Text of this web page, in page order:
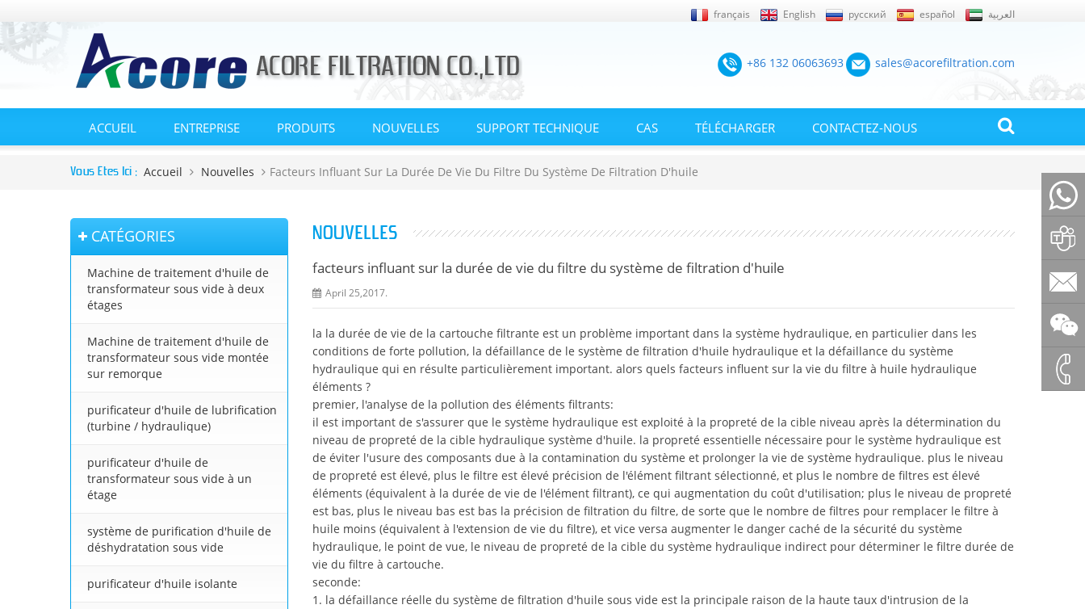
français English русский español العربية
+86 132 06063693 sales@acorefiltration.com
ACCUEIL ENTREPRISE PRODUITS NOUVELLES SUPPORT TECHNIQUE CAS TÉLÉCHARGER CONTACTEZ-NOUS
Vous Êtes Ici : Accueil Nouvelles Facteurs Influant Sur La Durée De Vie Du Filtre Du Système De Filtration D'huile
CATÉGORIES
Machine de traitement d'huile de
transformateur sous vide à deux
étages
Machine de traitement d'huile de
transformateur sous vide montée
sur remorque
purificateur d'huile de lubrification
(turbine / hydraulique)
purificateur d'huile de
transformateur sous vide à un
étage
système de purification d'huile de
déshydratation sous vide
purificateur d'huile isolante
NOUVELLES
facteurs influant sur la durée de vie du filtre du système de filtration d'huile
April 25,2017.
la la durée de vie de la cartouche filtrante est un problème important dans la système hydraulique, en particulier dans les
conditions de forte pollution, la défaillance de le système de filtration d'huile hydraulique et la défaillance du système
hydraulique qui en résulte particulièrement important. alors quels facteurs influent sur la vie du filtre à huile hydraulique
éléments ?
premier, l'analyse de la pollution des éléments filtrants:
il est important de s'assurer que le système hydraulique est exploité à la propreté de la cible niveau après la détermination du
niveau de propreté de la cible hydraulique système d'huile. la propreté essentielle nécessaire pour le système hydraulique est
de éviter l'usure des composants due à la contamination du système et prolonger la vie de système hydraulique. plus le niveau
de propreté est élevé, plus le filtre est élevé précision de l'élément filtrant sélectionné, et plus le nombre de filtres est élevé
éléments (équivalent à la durée de vie de l'élément filtrant), ce qui augmentation du coût d'utilisation; plus le niveau de propreté
est bas, plus le niveau bas est bas la précision de filtration du filtre, de sorte que le nombre de filtres pour remplacer le filtre à
huile moins (équivalent à l'extension de vie du filtre), et vice versa augmenter le danger caché de la sécurité du système
hydraulique, le point de vue, le niveau de propreté de la cible du système hydraulique indirect pour déterminer le filtre durée de
vie du filtre à cartouche.
seconde:
1. la défaillance réelle du système de filtration d'huile sous vide est la principale raison de la haute taux d'intrusion de la
Rufus
Huang